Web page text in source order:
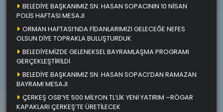
BELEDİYE BAŞKANIMIZ SN. HASAN SOPACININ 10 NİSAN
POLİS HAFTASI MESAJI
ORMAN HAFTASI’NDA FİDANLARIMIZI GELECEĞE NEFES
OLSUN DİYE TOPRAKLA BULUŞTURDUK
BELEDİYEMİZDE GELENEKSEL BAYRAMLAŞMA PROGRAMI
GERÇEKLEŞTİRİLDİ
BELEDİYE BAŞKANIMIZ SN. HASAN SOPACI’DAN RAMAZAN
BAYRAMI MESAJI
ÇERKEŞ OSB’YE 500 MİLYON TL’LİK YENİ YATIRIM –RÖGAR
KAPAKLARI ÇERKEŞ’TE ÜRETİLECEK